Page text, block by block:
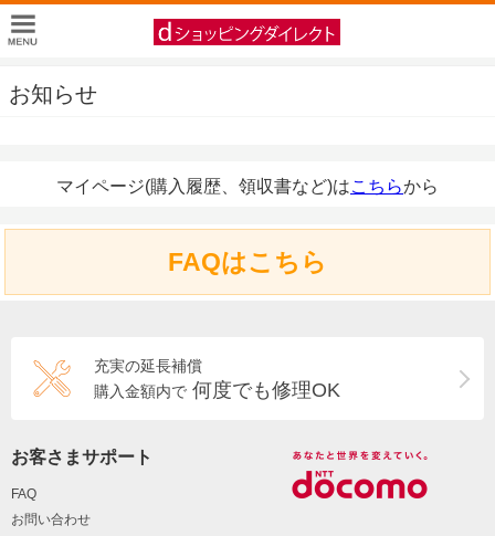
お知らせ
マイページ(購入履歴、領収書など)はこちらから
FAQはこちら
充実の延長補償
購入金額内で 何度でも修理OK
お客さまサポート
FAQ
お問い合わせ